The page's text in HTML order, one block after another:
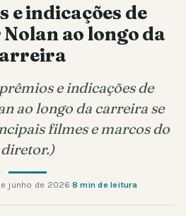
e indicações de
ao longo da
e indicações de
ao longo da carreira se
filmes e marcos do
diretor.)
junho de 2026·8 min de leitura